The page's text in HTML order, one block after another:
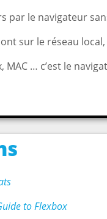
par le navigateur
sur le réseau
MAC … c’est le
to Flexbox